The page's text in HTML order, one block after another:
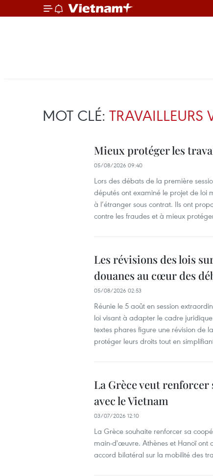
MOT CLÉ: TRAVAILLEURS
Mieux protéger les
05/08/2026 09:40
Lors des débats de la première
députés ont examiné le projet de loi
à l’étranger sous contrat. Ils ont
contre les fraudes et à mieux
Les révisions des lois
douanes au cœur des
05/08/2026 02:53
Réunie le 5 août en session
loi visant à adapter le cadre
textes phares figure une révision de
protéger leurs droits tout en
La Grèce veut
avec le Vietnam
03/07/2026 12:10
La Grèce souhaite renforcer sa
main-d'œuvre. Athènes et Hanoï ont
accord bilatéral sur la mobilité des